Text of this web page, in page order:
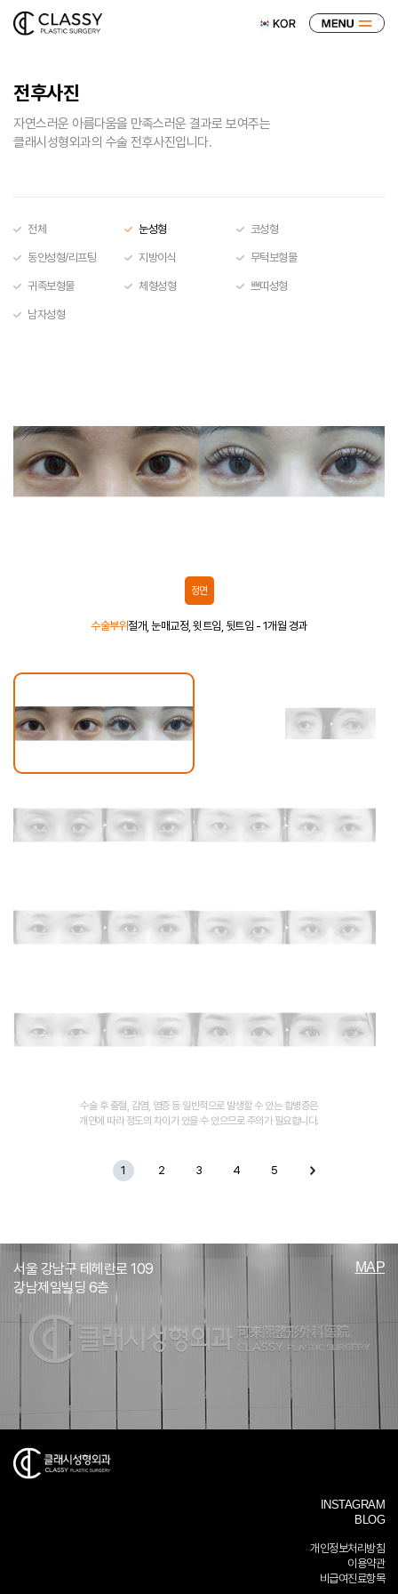
전후사진
자연스러운 아름다움을 만족스러운 결과로 보여주는
클래시성형외과의 수술 전후사진입니다.
전체 눈성형 코성형
동안성형/리프팅 지방이식 무턱보형물
귀족보형물 체형성형 쁘띠성형
남자성형
정면
수술부위절개, 눈매교정, 윗트임, 뒷트임 - 1개월 경과
수술 후 출혈, 감염, 염증 등 일반적으로 발생할 수 있는 합병증은
개인에 따라 정도의 차이가 있을 수 있으므로 주의가 필요합니다.
1 2 3 4 5
서울 강남구 테헤란로 109
강남제일빌딩 6층
MAP
INSTAGRAM
BLOG
개인정보처리방침
이용약관
비급여진료항목